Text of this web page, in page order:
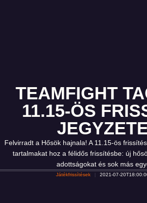
TEAMFIGHT
11.15-ÖS
Felvirradt a Hősök hajnala! A 11.15-ös
tartalmakat hoz a félidős frissítésbe: új
adottságokat és sok más
Játékfrissítések 2021-07-